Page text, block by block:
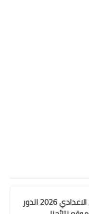
رابط نتائج السادس الاعدادي 2026 الدور